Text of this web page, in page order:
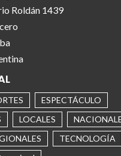
Roldán 1439
ESPECTÁCULO
LOCALES
TECNOLOGÍA